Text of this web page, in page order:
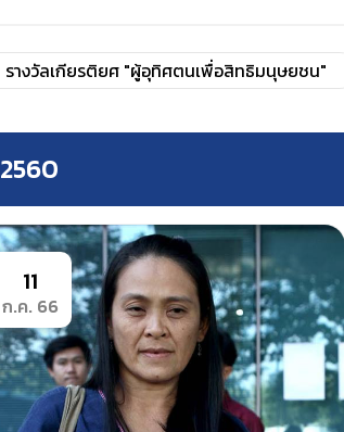
รางวัลเกียรติยศ "ผู้อุทิศตนเพื่อสิทธิมนุษยชน"
2560
11
ก.ค. 66